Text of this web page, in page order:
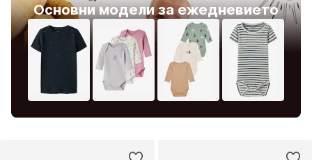
Основни модели за ежедневието